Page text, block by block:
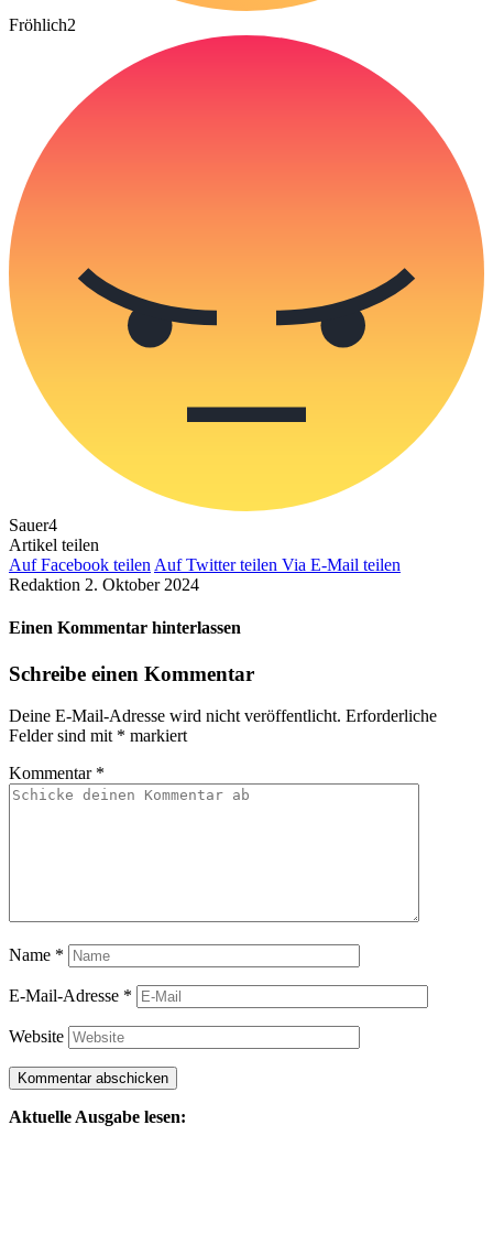
Fröhlich2
Sauer4
Artikel teilen
Auf Facebook teilen Auf Twitter teilen Via E-Mail teilen
Redaktion 2. Oktober 2024
Einen Kommentar hinterlassen
Schreibe einen Kommentar
Deine E-Mail-Adresse wird nicht veröffentlicht. Erforderliche
Felder sind mit * markiert
Kommentar *
Name *
E-Mail-Adresse *
Website
Aktuelle Ausgabe lesen: